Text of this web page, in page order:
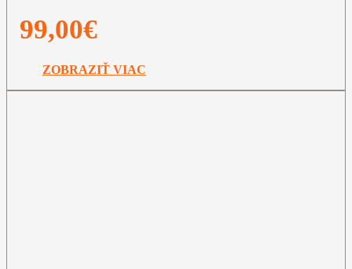
99,00€
ZOBRAZIŤ VIAC